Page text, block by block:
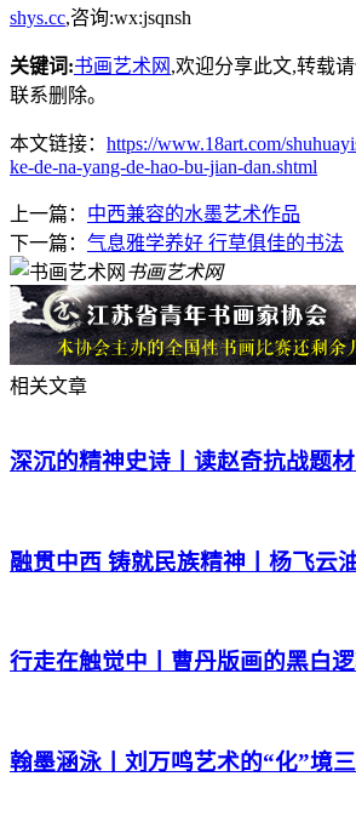
shys.cc,咨询:wx:jsqnsh
关键词:书画艺术网 ,欢迎分享此文,转载
联系删除。
本文链接： https://www.18art.com/
ke-de-na-yang-de-hao-bu-jian-dan.shtml
上一篇： 中西兼容的水墨艺术作品
下一篇： 气息雅学养好 行草俱佳的书法
书画艺术网
相关文章
深沉的精神史诗丨读赵奇抗战题
融贯中西 铸就民族精神丨杨飞云
行走在触觉中丨曹丹版画的黑白
翰墨涵泳丨刘万鸣艺术的“化”境